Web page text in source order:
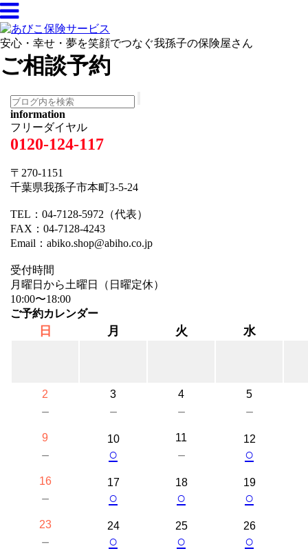
安心・幸せ・夢を笑顔でつなぐ我孫子の保険屋さん
ご相談予約
information
フリーダイヤル
0120-124-117
〒270-1151
千葉県我孫子市本町3-5-24
TEL：04-7128-5972（代表）
FAX：04-7128-4243
Email：abiko.shop@abiho.co.jp
受付時間
月曜日から土曜日（日曜定休）
10:00〜18:00
ご予約カレンダー
日 月 火 水
2
－
3
－
4
－
5
－
9
－
10
○
11
－
12
○
16
－
17
○
18
○
19
○
23
－
24
○
25
○
26
○